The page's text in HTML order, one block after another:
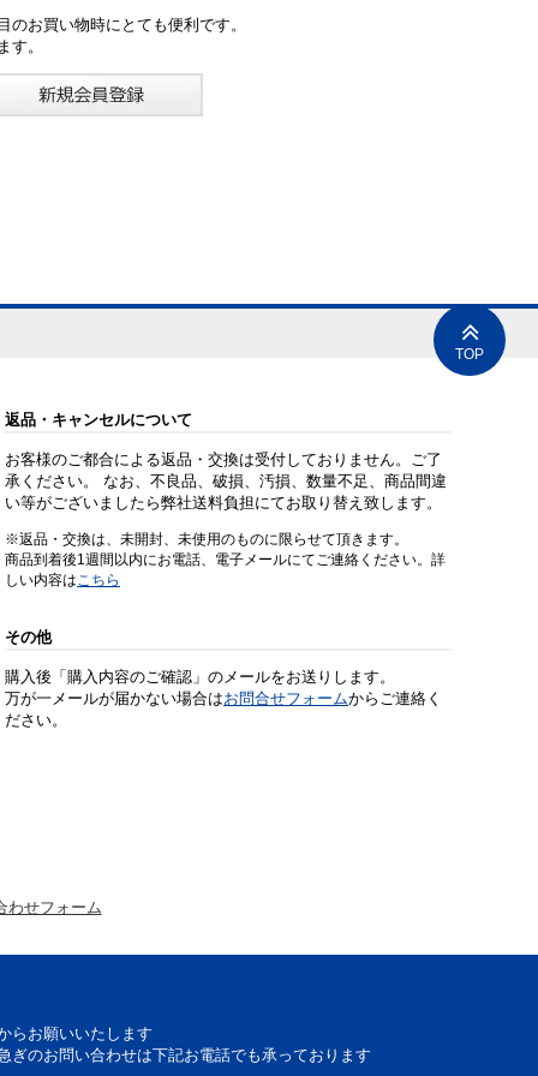
お買い物時にとても便利です。
す。
TOP
返品・キャンセルについて
お客様のご都合による返品・交換は受付しておりません。ご了
承ください。 なお、不良品、破損、汚損、数量不足、商品間違
い等がございましたら弊社送料負担にてお取り替え致します。
※返品・交換は、未開封、未使用のものに限らせて頂きます。
商品到着後1週間以内にお電話、電子メールにてご連絡ください。詳
しい内容はこちら
その他
購入後「購入内容のご確認」のメールをお送りします。
万が一メールが届かない場合はお問合せフォームからご連絡く
ださい。
わせフォーム
らお願いいたします
ぎのお問い合わせは下記お電話でも承っております